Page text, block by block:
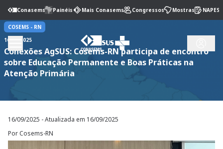
Conasems Painéis Mais Conasems Congressos Mostras NAPES
COSEMS - RN
16/09/2025
Conexões AgSUS: Cosems-RN participa de encontro
sobre Educação Permanente e Boas Práticas na
Atenção Primária
16/09/2025 - Atualizada em 16/09/2025
Por Cosems-RN